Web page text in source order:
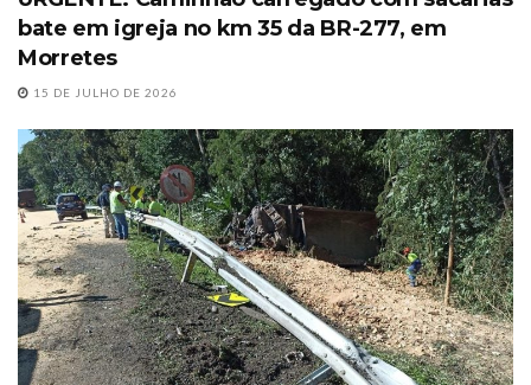
bate em igreja no km 35 da BR-277, em
Morretes
15 DE JULHO DE 2026